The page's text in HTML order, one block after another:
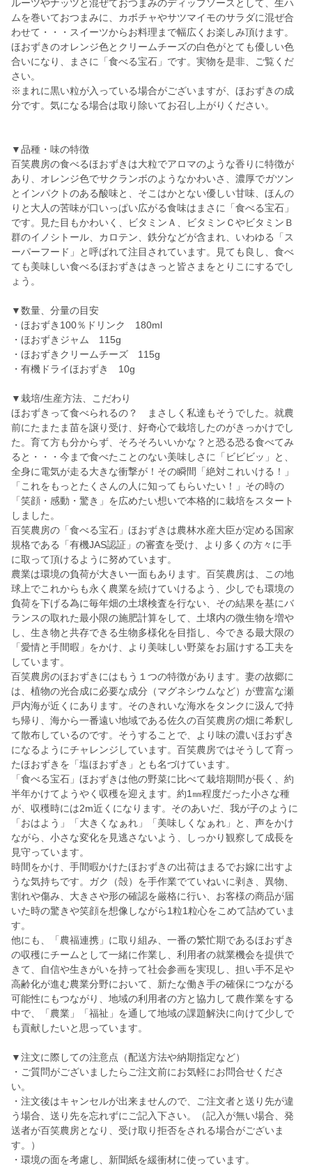
ルーツやナッツと混ぜておつまみのディップソースとして、生ハ
ムを巻いておつまみに、カボチャやサツマイモのサラダに混ぜ合
わせて・・・スイーツからお料理まで幅広くお楽しみ頂けます。
ほおずきのオレンジ色とクリームチーズの白色がとても優しい色
合いになり、まさに「食べる宝石」です。実物を是非、ご覧くだ
さい。
※まれに黒い粒が入っている場合がございますが、ほおずきの成
分です。気になる場合は取り除いてお召し上がりください。
▼品種・味の特徴
百笑農房の食べるほおずきは大粒でアロマのような香りに特徴が
あり、オレンジ色でサクランボのようなかわいさ、濃厚でガツン
とインパクトのある酸味と、そこはかとない優しい甘味、ほんの
りと大人の苦味が口いっぱい広がる食味はまさに「食べる宝石」
です。見た目もかわいく、ビタミンＡ、ビタミンＣやビタミンＢ
群のイノシトール、カロテン、鉄分などが含まれ、いわゆる「ス
ーパーフード」と呼ばれて注目されています。見ても良し、食べ
ても美味しい食べるほおずきはきっと皆さまをとりこにするでし
ょう。
▼数量、分量の目安
・ほおずき100％ドリンク 180ml
・ほおずきジャム 115g
・ほおずきクリームチーズ 115g
・有機ドライほおずき 10g
▼栽培/生産方法、こだわり
ほおずきって食べられるの？ まさしく私達もそうでした。就農
前にたまたま苗を譲り受け、好奇心で栽培したのがきっかけでし
た。育て方も分からず、そろそろいいかな？と恐る恐る食べてみ
ると・・・今まで食べたことのない美味しさに「ビビビッ」と、
全身に電気が走る大きな衝撃が！その瞬間「絶対これいける！」
「これをもっとたくさんの人に知ってもらいたい！」その時の
「笑顔・感動・驚き」を広めたい想いで本格的に栽培をスタート
しました。
百笑農房の「食べる宝石」ほおずきは農林水産大臣が定める国家
規格である「有機JAS認証」の審査を受け、より多くの方々に手
に取って頂けるように努めています。
農業は環境の負荷が大きい一面もあります。百笑農房は、この地
球上でこれからも永く農業を続けていけるよう、少しでも環境の
負荷を下げる為に毎年畑の⼟壌検査を⾏ない、その結果を基にバ
ランスの取れた最小限の施肥計算をして、土壌内の微生物を増や
し、生き物と共存できる生物多様化を目指し、今できる最⼤限の
「愛情と⼿間暇」をかけ、より美味しい野菜をお届けする工夫を
しています。
百笑農房のほおずきにはもう１つの特徴があります。妻の故郷に
は、植物の光合成に必要な成分（マグネシウムなど）が豊富な瀬
戸内海が近くにあります。そのきれいな海水をタンクに汲んで持
ち帰り、海から一番遠い地域である佐久の百笑農房の畑に希釈し
て散布しているのです。そうすることで、より味の濃いほおずき
になるようにチャレンジしています。百笑農房ではそうして育っ
たほおずきを「塩ほおずき」とも名づけています。
「食べる宝石」ほおずきは他の野菜に比べて栽培期間が長く、約
半年かけてようやく収穫を迎えます。約1㎜程度だった小さな種
が、収穫時には2m近くになります。そのあいだ、我が子のように
「おはよう」「大きくなぁれ」「美味しくなぁれ」と、声をかけ
ながら、小さな変化を見逃さないよう、しっかり観察して成長を
見守っています。
時間をかけ、手間暇かけたほおずきの出荷はまるでお嫁に出すよ
うな気持ちです。ガク（殻）を手作業でていねいに剥き、異物、
割れや傷み、大きさや形の確認を厳格に行い、お客様の商品が届
いた時の驚きや笑顔を想像しながら1粒1粒心をこめて詰めていま
す。
他にも、「農福連携」に取り組み、一番の繁忙期であるほおずき
の収穫にチームとして一緒に作業し、利用者の就業機会を提供で
きて、自信や生きがいを持って社会参画を実現し、担い手不足や
高齢化が進む農業分野において、新たな働き手の確保につながる
可能性にもつながり、地域の利⽤者の⽅と協⼒して農作業をする
中で、「農業」「福祉」を通して地域の課題解決に向けて少しで
も貢献したいと思っています。
▼注文に際しての注意点（配送方法や納期指定など）
・ご質問がございましたらご注文前にお気軽にお問合せくださ
い。
・注文後はキャンセルが出来ませんので、ご注文者と送り先が違
う場合、送り先を忘れずにご記入下さい。（記入が無い場合、発
送者が百笑農房となり、受け取り拒否をされる場合がございま
す。）
・環境の面を考慮し、新聞紙を緩衝材に使っています。